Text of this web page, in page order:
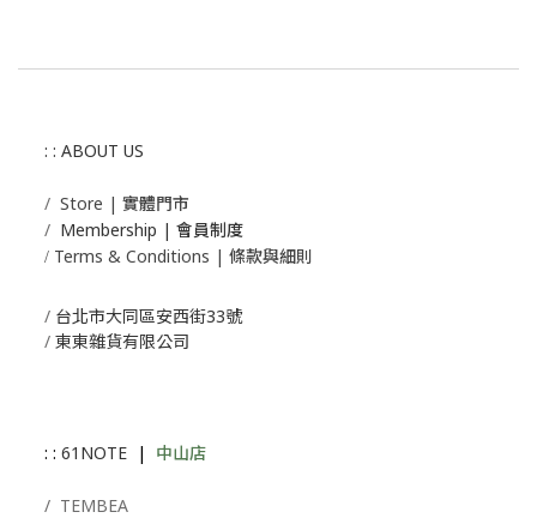
: : ABOUT US
/ Store | 實體門市
/ Membership | 會員制度
/ Terms & Conditions | 條款與細則
/ 台北市大同區安西街33號
/ 東東雜貨有限公司
: : 61NOTE | 中山店
/ TEMBEA